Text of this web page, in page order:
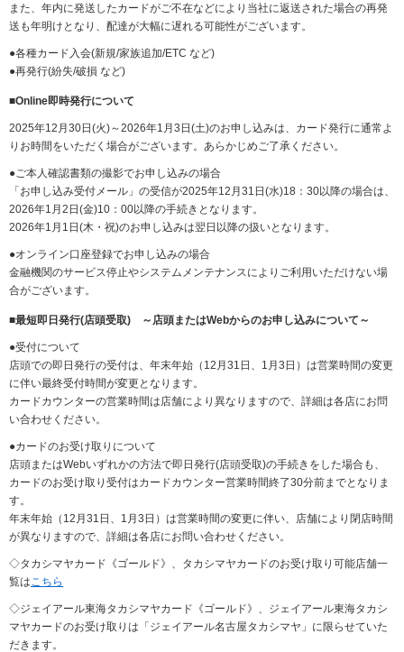
本
動
フ
タ
ー
へ
動
ま
す
また、年内に発送したカードがご不在などにより当社に返送された場合の再発
送も年明けとなり、配達が大幅に遅れる可能性がございます。
●各種カード入会(新規/家族追加/ETC など)
●再発行(紛失/破損 など)
■Online即時発行について
2025年12月30日(火)～2026年1月3日(土)のお申し込みは、カード発行に通常よ
りお時間をいただく場合がございます。あらかじめご了承ください。
●ご本人確認書類の撮影でお申し込みの場合
「お申し込み受付メール」の受信が2025年12月31日(水)18：30以降の場合は、
2026年1月2日(金)10：00以降の手続きとなります。
2026年1月1日(木・祝)のお申し込みは翌日以降の扱いとなります。
●オンライン口座登録でお申し込みの場合
金融機関のサービス停止やシステムメンテナンスによりご利用いただけない場
合がございます。
■最短即日発行(店頭受取) ～店頭またはWebからのお申し込みについて～
●受付について
店頭での即日発行の受付は、年末年始（12月31日、1月3日）は営業時間の変更
に伴い最終受付時間が変更となります。
カードカウンターの営業時間は店舗により異なりますので、詳細は各店にお問
い合わせください。
●カードのお受け取りについて
店頭またはWebいずれかの方法で即日発行(店頭受取)の手続きをした場合も、
カードのお受け取り受付はカードカウンター営業時間終了30分前までとなりま
す。
年末年始（12月31日、1月3日）は営業時間の変更に伴い、店舗により閉店時間
が異なりますので、詳細は各店にお問い合わせください。
◇タカシマヤカード《ゴールド》、タカシマヤカードのお受け取り可能店舗一
覧は こちら
◇ジェイアール東海タカシマヤカード 《ゴールド》、 ジェイアール東海タカシ
マヤカードのお受け取りは「ジェイアール名古屋タカシマヤ」に限らせていた
だきます。